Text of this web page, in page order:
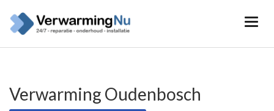
Verwarming Oudenbosch